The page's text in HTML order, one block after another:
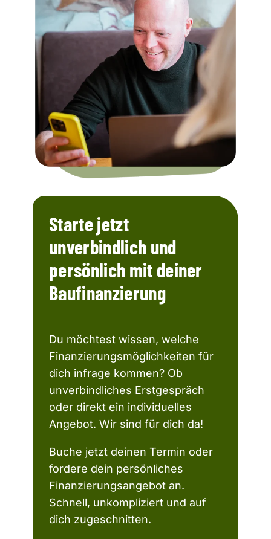
Starte jetzt
unverbindlich und
persönlich mit deiner
Baufinanzierung
Du möchtest wissen, welche
Finanzierungsmöglichkeiten für
dich infrage kommen? Ob
unverbindliches Erstgespräch
oder direkt ein individuelles
Angebot. Wir sind für dich da!
Buche jetzt deinen Termin oder
fordere dein persönliches
Finanzierungsangebot an.
Schnell, unkompliziert und auf
dich zugeschnitten.